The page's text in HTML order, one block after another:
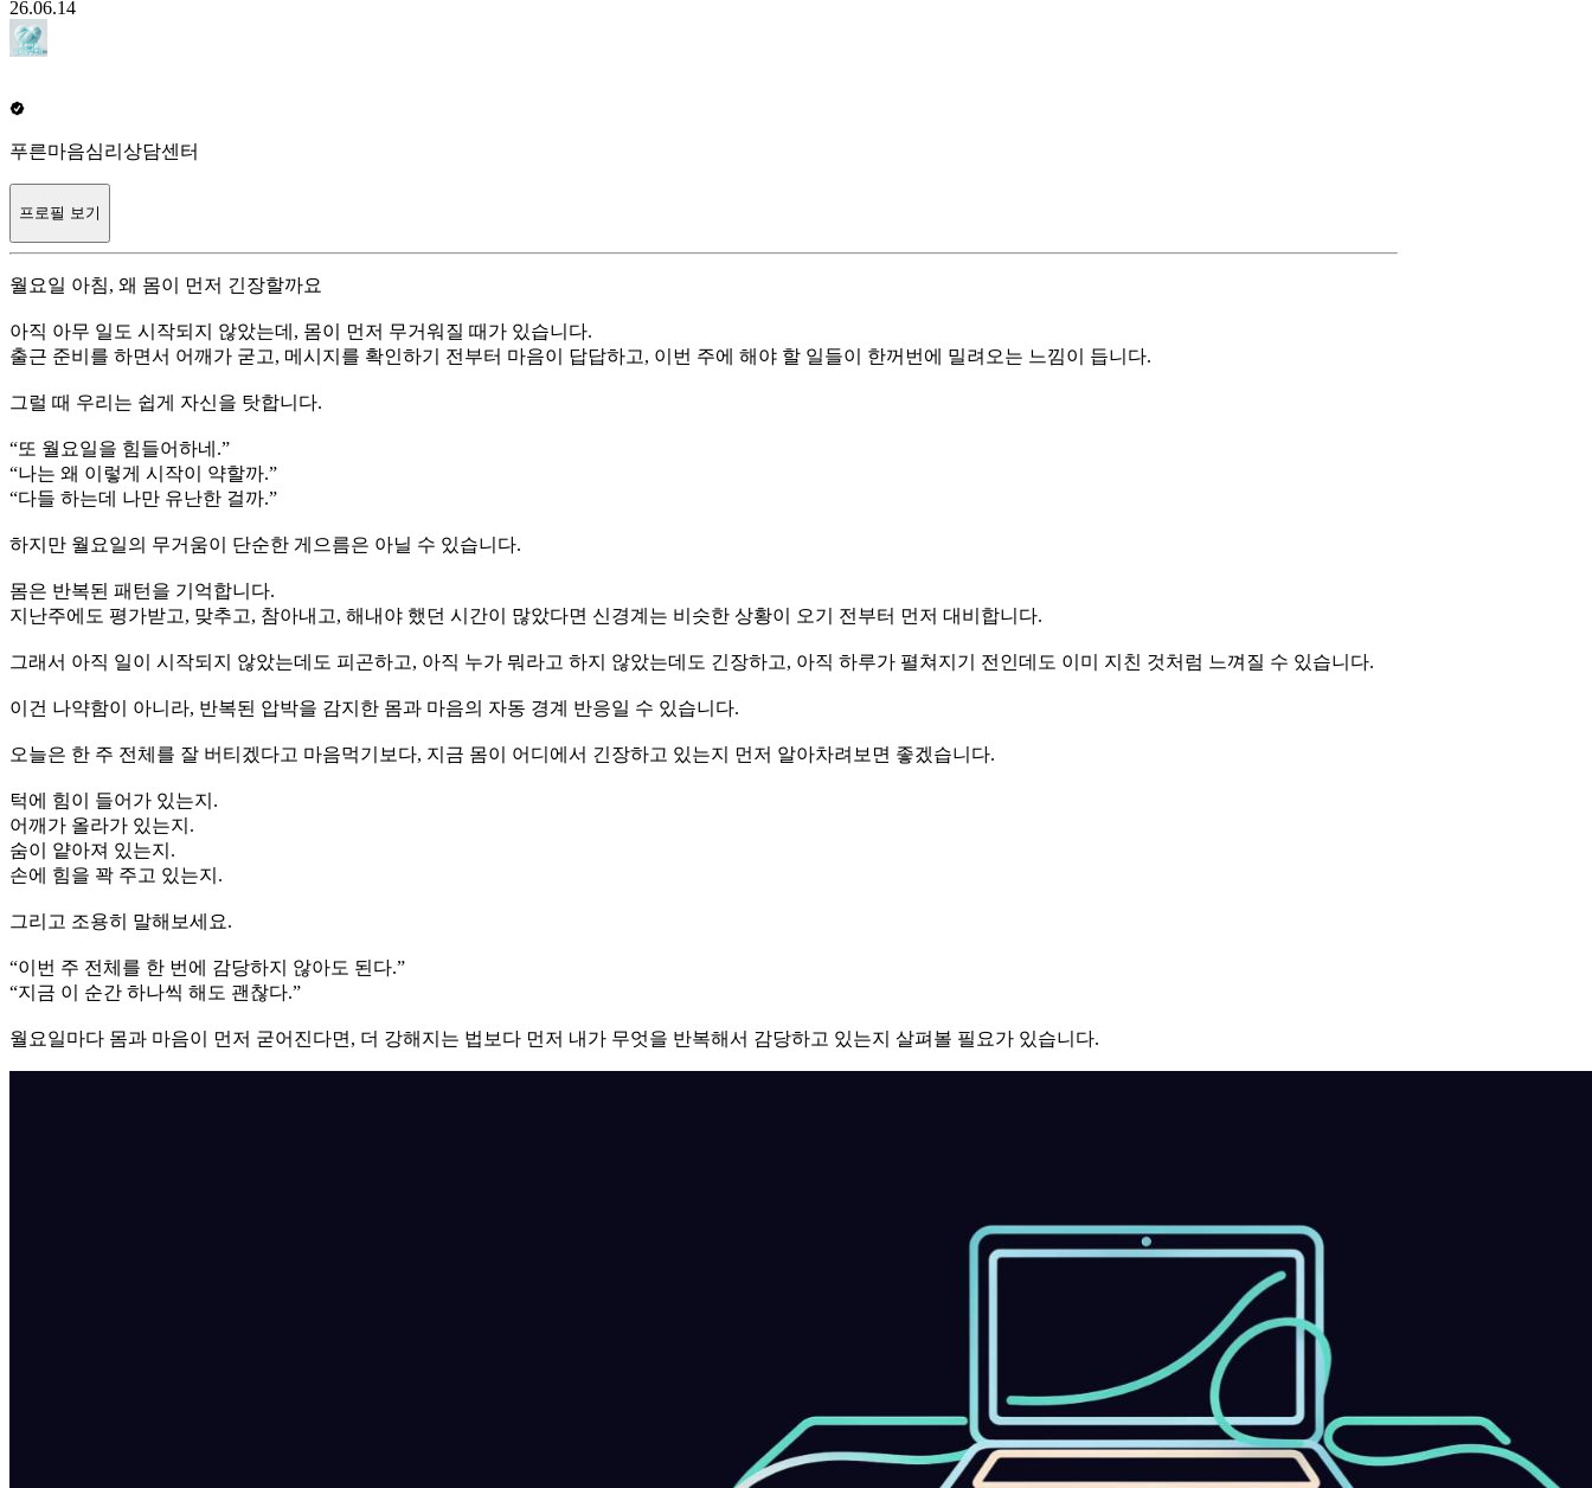
26.06.14
푸른마음심리상담센터
프로필 보기
월요일 아침, 왜 몸이 먼저 긴장할까요
아직 아무 일도 시작되지 않았는데, 몸이 먼저 무거워질 때가 있습니다.
출근 준비를 하면서 어깨가 굳고, 메시지를 확인하기 전부터 마음이 답답하고, 이번 주에 해야 할 일들이 한꺼번에 밀려오는 느낌이 듭니다.
그럴 때 우리는 쉽게 자신을 탓합니다.
“또 월요일을 힘들어하네.”
“나는 왜 이렇게 시작이 약할까.”
“다들 하는데 나만 유난한 걸까.”
하지만 월요일의 무거움이 단순한 게으름은 아닐 수 있습니다.
몸은 반복된 패턴을 기억합니다.
지난주에도 평가받고, 맞추고, 참아내고, 해내야 했던 시간이 많았다면 신경계는 비슷한 상황이 오기 전부터 먼저 대비합니다.
그래서 아직 일이 시작되지 않았는데도 피곤하고, 아직 누가 뭐라고 하지 않았는데도 긴장하고, 아직 하루가 펼쳐지기 전인데도 이미 지친 것처럼 느껴질 수 있습니다.
이건 나약함이 아니라, 반복된 압박을 감지한 몸과 마음의 자동 경계 반응일 수 있습니다.
오늘은 한 주 전체를 잘 버티겠다고 마음먹기보다, 지금 몸이 어디에서 긴장하고 있는지 먼저 알아차려보면 좋겠습니다.
턱에 힘이 들어가 있는지.
어깨가 올라가 있는지.
숨이 얕아져 있는지.
손에 힘을 꽉 주고 있는지.
그리고 조용히 말해보세요.
“이번 주 전체를 한 번에 감당하지 않아도 된다.”
“지금 이 순간 하나씩 해도 괜찮다.”
월요일마다 몸과 마음이 먼저 굳어진다면, 더 강해지는 법보다 먼저 내가 무엇을 반복해서 감당하고 있는지 살펴볼 필요가 있습니다.